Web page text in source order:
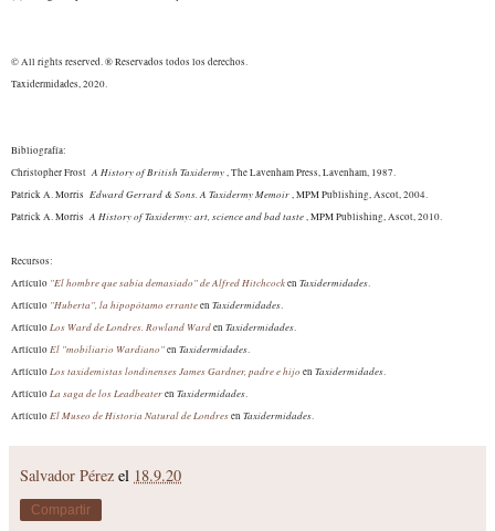
© All rights reserved. ® Reservados todos los derechos.
Taxidermidades, 2020.
Bibliografía:
Christopher FrostA History of British Taxidermy, The Lavenham Press, Lavenham, 1987.
Patrick A. Morris Edward Gerrard & Sons. A Taxidermy Memoir, MPM Publishing, Ascot, 2004.
Patrick A. MorrisA History of Taxidermy: art, science and bad taste, MPM Publishing, Ascot, 2010.
Recursos:
Artículo "El hombre que sabía demasiado" de Alfred Hitchcocken Taxidermidades.
Artículo "Huberta", la hipopótamo erranteen Taxidermidades.
ArtículoLos Ward de Londres. Rowland Warden Taxidermidades.
Artículo El "mobiliario Wardiano"en Taxidermidades.
ArtículoLos taxidemistas londinenses James Gardner, padre e hijoen Taxidermidades.
ArtículoLa saga de los Leadbeateren Taxidermidades.
Artículo El Museo de Historia Natural de Londresen Taxidermidades.
Salvador Pérez el 18.9.20
Compartir